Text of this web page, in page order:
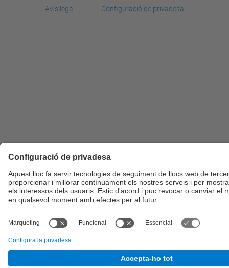
Avís legal
Configuració de privadesa